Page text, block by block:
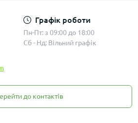
Графік роботи
Пн-Пт: з 09:00 до 18:00
Сб - Нд: Вільний графік
до контактів